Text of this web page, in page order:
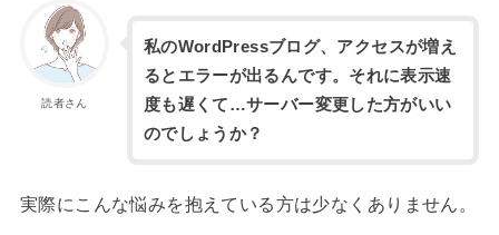
読者さん
私のWordPressブログ、アクセスが増え
るとエラーが出るんです。それに表示速
度も遅くて…サーバー変更した方がいい
のでしょうか？
実際にこんな悩みを抱えている方は少なくありません。